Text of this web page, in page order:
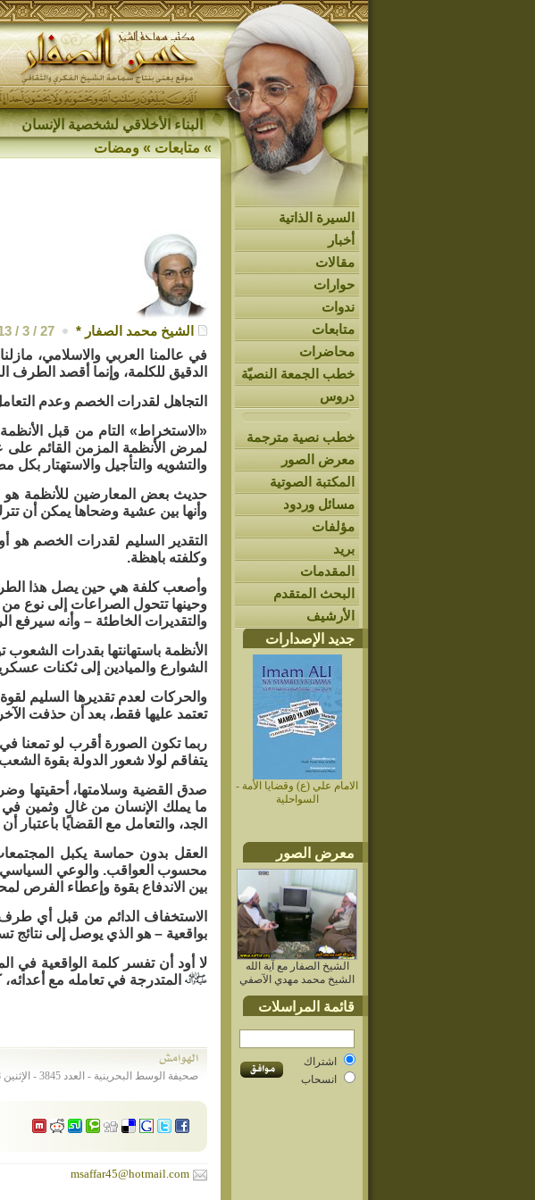
البناء الأخلاقي لشخصية الإنسان
السيرة الذاتية
أخبار
مقالات
حوارات
ندوات
متابعات
محاضرات
خطب الجمعة النصيّة
دروس
خطب نصية مترجمة
معرض الصور
المكتبة الصوتية
مسائل وردود
مؤلفات
بريد
المقدمات
البحث المتقدم
الأرشيف
جديد الإصدارات
الامام علي (ع) وقضايا الأمة -
السواحلية
معرض الصور
الشيخ الصفار مع آية الله
الشيخ محمد مهدي الآصفي
قائمة المراسلات
اشتراك
انسحاب
»متابعات»ومضات
الشيخ محمد الصفار *
27 / 3 / 2013م - 8:27 م
في عالمنا العربي والاسلامي،
الدقيق للكلمة، وإنما أقصد الطرف
التجاهل لقدرات الخصم وعدم
«الاستخراط» التام من قبل
لمرض الأنظمة المزمن القائم على
والتشويه والتأجيل والاستهتار بكل
حديث بعض المعارضين للأنظمة هو
وأنها بين عشية وضحاها يمكن أن
التقدير السليم لقدرات الخصم هو
وكلفته باهظة.
وأصعب كلفة هي حين يصل هذا الطرف
وحينها تتحول الصراعات إلى نوع
والتقديرات الخاطئة – وأنه سيرفع
الأنظمة باستهانتها بقدرات
الشوارع والميادين إلى ثكنات
والحركات لعدم تقديرها السليم
تعتمد عليها فقط، بعد أن حذفت
ربما تكون الصورة أقرب لو تمعنا
يتفاقم لولا شعور الدولة بقوة
صدق القضية وسلامتها، أحقيتها
ما يملك الإنسان من غالٍ وثمين
الجد، والتعامل مع القضايا باعتبار
العقل بدون حماسة يكبل
محسوب العواقب. والوعي السياسي
بين الاندفاع بقوة وإعطاء الفرص
الاستخفاف الدائم من قبل أي
بواقعية – هو الذي يوصل إلى نتائج
لا أود أن تفسر كلمة الواقعية في
المتدرجة في تعامله مع
صحيفة الوسط البحرينية - العدد 3845 - الإثنين 18 مارس 2013م الموافق 06 جمادى الأولى 1434هـ
msaffar45@hotmail.com